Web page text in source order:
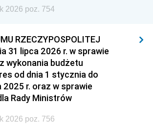
2026 poz. 754
RZECZYPOSPOLITEJ
31 lipca 2026 r. w sprawie
wykonania budżetu
od dnia 1 stycznia do
2025 r. oraz w sprawie
Rady Ministrów
2026 poz. 756